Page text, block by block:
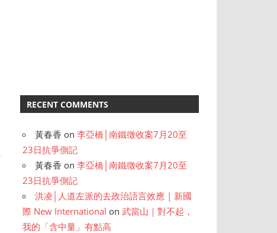
RECENT COMMENTS
黃春香 on李亞橋│南鐵徵收案7月20至
23日抗爭側記
黃春香 on李亞橋│南鐵徵收案7月20至
23日抗爭側記
洪凌│人道左派的去政治語言效應 | 新國
際 New International on武當山｜對不起，
我的「含中量」有點高